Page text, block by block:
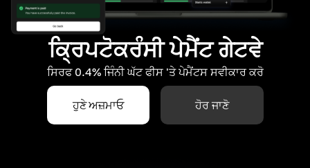
ਕ੍ਰਿਪਟੋਕਰੰਸੀ ਪੇਮੈਂਟ ਗੇਟਵੇ
ਸਿਰਫ 0.4% ਜਿੰਨੀ ਘੱਟ ਫੀਸ 'ਤੇ ਪੇਮੈਂਟਸ ਸਵੀਕਾਰ ਕਰੋ
ਹੁਣੇ ਅਜ਼ਮਾਓ ਹੋਰ ਜਾਣੋ